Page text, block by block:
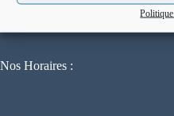
Où nous trouver ?
Nos Horaires :